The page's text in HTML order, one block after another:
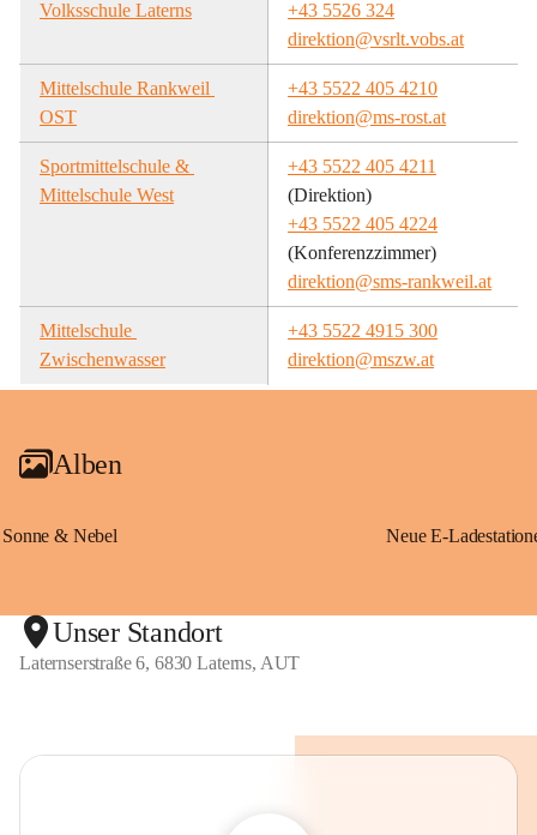
Volksschule Laterns
+43 5526 324
direktion@vsrlt.vobs.at
Mittelschule Rankweil
OST
+43 5522 405 4210
direktion@ms-rost.at
Sportmittelschule &
Mittelschule West
+43 5522 405 4211
(Direktion)
+43 5522 405 4224
(Konferenzzimmer)
direktion@sms-rankweil.at
Mittelschule
Zwischenwasser
+43 5522 4915 300
direktion@mszw.at
Alben
Sonne & Nebel
Unser Standort
Laternserstraße 6, 6830 Laterns, AUT